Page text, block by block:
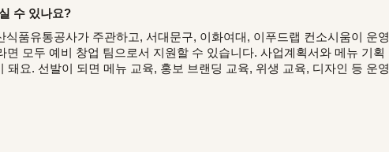
수 있나요?
품유통공사가 주관하고, 서대문구, 이화여대, 이푸드랩 컨소시움이 운영
모두 예비 창업 팀으로서 지원할 수 있습니다. 사업계획서와 메뉴 기획
요. 선발이 되면 메뉴 교육, 홍보 브랜딩 교육, 위생 교육, 디자인 등 운영